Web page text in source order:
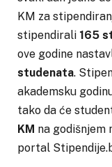
KM za
stipendirali 165
ove godine
studenata.
akademsku
tako da će
KM na godišnjem
portal